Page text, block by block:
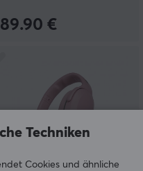
89.90 €
Techniken
Cookies und ähnliche